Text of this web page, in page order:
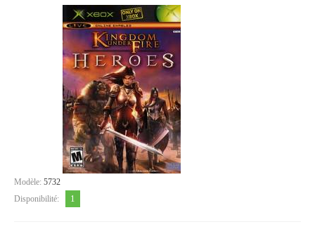
Modèle: 5732
Disponibilité:
1